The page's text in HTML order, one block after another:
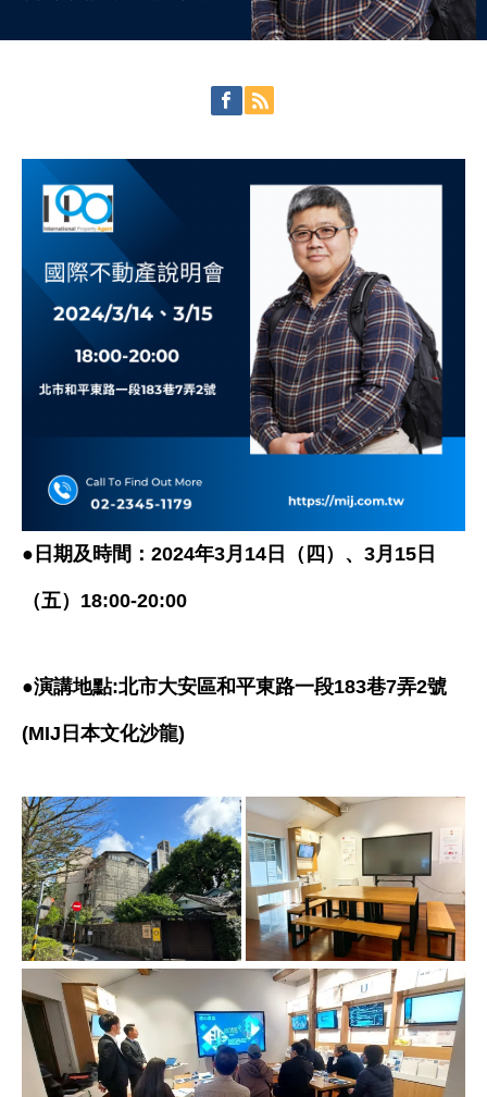
●日期及時間：2024年3月14日（四）、3月15日
（五）18:00-20:00
●演講地點:北市大安區和平東路一段183巷7弄2號
(MIJ日本文化沙龍)